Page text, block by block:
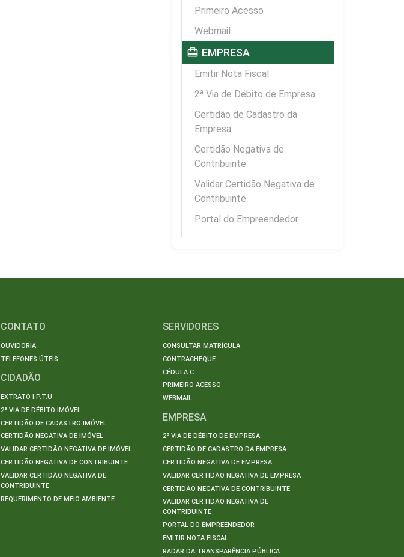
Primeiro Acesso
Webmail
card_travel EMPRESA
Emitir Nota Fiscal
2ª Via de Débito de Empresa
Certidão de Cadastro da
Empresa
Certidão Negativa de
Contribuinte
Validar Certidão Negativa de
Contribuinte
Portal do Empreendedor
CONTATO
OUVIDORIA
TELEFONES ÚTEIS
CIDADÃO
EXTRATO I.P.T.U
2ª VIA DE DÉBITO IMÓVEL
CERTIDÃO DE CADASTRO IMÓVEL
CERTIDÃO NEGATIVA DE IMÓVEL
VALIDAR CERTIDÃO NEGATIVA DE IMÓVEL
CERTIDÃO NEGATIVA DE CONTRIBUINTE
VALIDAR CERTIDÃO NEGATIVA DE
CONTRIBUINTE
REQUERIMENTO DE MEIO AMBIENTE
SERVIDORES
CONSULTAR MATRÍCULA
CONTRACHEQUE
CÉDULA C
PRIMEIRO ACESSO
WEBMAIL
EMPRESA
2ª VIA DE DÉBITO DE EMPRESA
CERTIDÃO DE CADASTRO DA EMPRESA
CERTIDÃO NEGATIVA DE EMPRESA
VALIDAR CERTIDÃO NEGATIVA DE EMPRESA
CERTIDÃO NEGATIVA DE CONTRIBUINTE
VALIDAR CERTIDÃO NEGATIVA DE
CONTRIBUINTE
PORTAL DO EMPREENDEDOR
EMITIR NOTA FISCAL
RADAR DA TRANSPARÊNCIA PÚBLICA